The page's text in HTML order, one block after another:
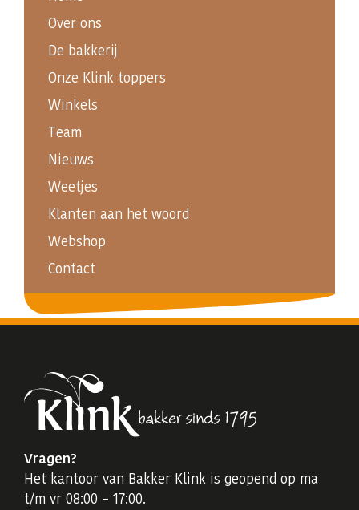
Over ons
De bakkerij
Onze Klink toppers
Winkels
Team
Nieuws
Weetjes
Klanten aan het woord
Webshop
Contact
Vragen?
Het kantoor van Bakker Klink is geopend op ma
t/m vr 08:00 – 17:00.